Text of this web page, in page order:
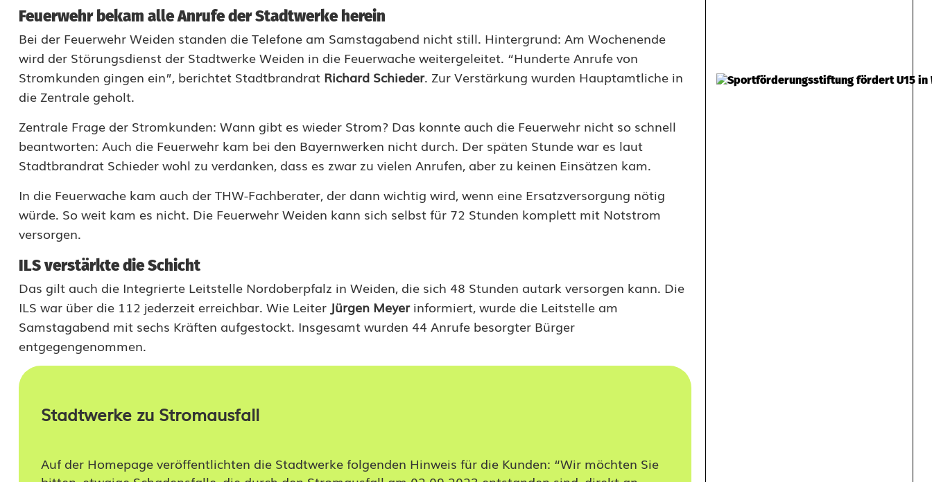
A
u
c
h
K
l
i
n
i
u
m
b
e
t
Feuerwehr bekam alle Anrufe der Stadtwerke herein
Bei der Feuerwehr Weiden standen die Telefone am Samstagabend nicht still. Hintergrund: Am Wochenende
wird der Störungsdienst der Stadtwerke Weiden in die Feuerwache weitergeleitet. “Hunderte Anrufe von
Stromkunden gingen ein”, berichtet Stadtbrandrat Richard Schieder. Zur Verstärkung wurden Hauptamtliche in
die Zentrale geholt.
Zentrale Frage der Stromkunden: Wann gibt es wieder Strom? Das konnte auch die Feuerwehr nicht so schnell
beantworten: Auch die Feuerwehr kam bei den Bayernwerken nicht durch. Der späten Stunde war es laut
Stadtbrandrat Schieder wohl zu verdanken, dass es zwar zu vielen Anrufen, aber zu keinen Einsätzen kam.
In die Feuerwache kam auch der THW-Fachberater, der dann wichtig wird, wenn eine Ersatzversorgung nötig
würde. So weit kam es nicht. Die Feuerwehr Weiden kann sich selbst für 72 Stunden komplett mit Notstrom
versorgen.
ILS verstärkte die Schicht
Das gilt auch die Integrierte Leitstelle Nordoberpfalz in Weiden, die sich 48 Stunden autark versorgen kann. Die
ILS war über die 112 jederzeit erreichbar. Wie Leiter Jürgen Meyerinformiert, wurde die Leitstelle am
Samstagabend mit sechs Kräften aufgestockt. Insgesamt wurden 44 Anrufe besorgter Bürger
entgegengenommen.
Stadtwerke zu Stromausfall
Auf der Homepage veröffentlichten die Stadtwerke folgenden Hinweis für die Kunden: “Wir möchten Sie